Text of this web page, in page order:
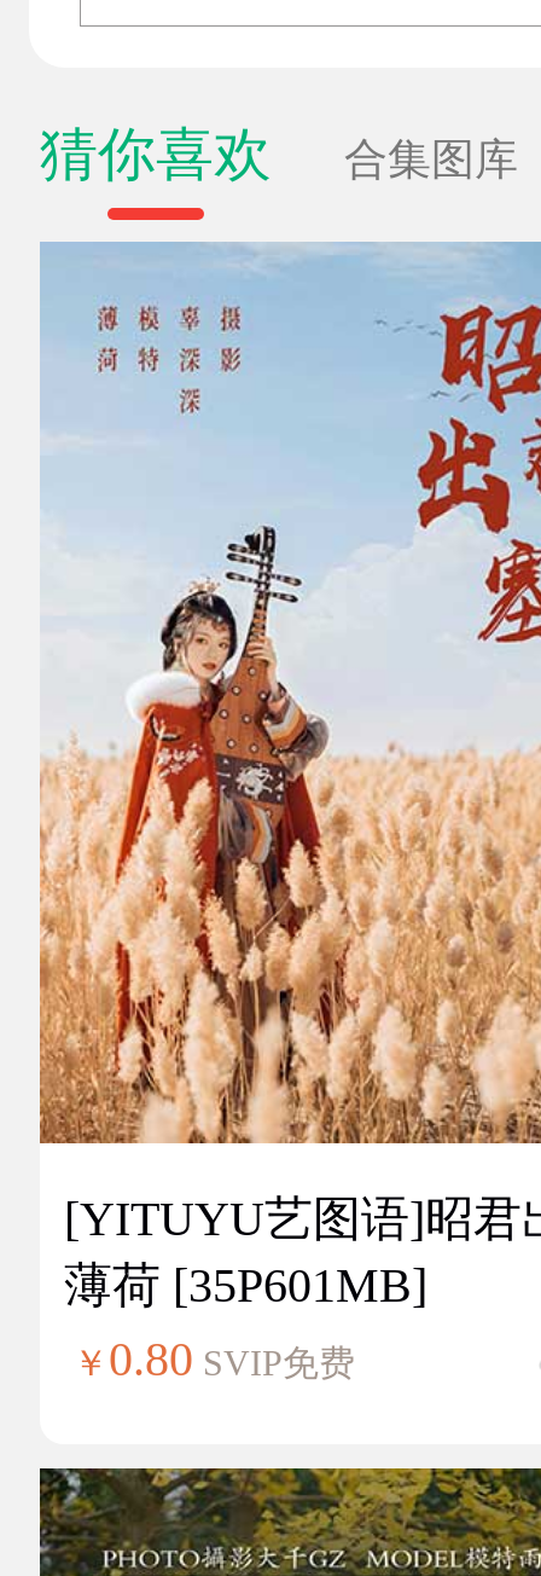
猜你喜欢 合集图库
[YITUYU艺图语]昭君
薄荷 [35P601MB]
￥ 0.80 SVIP免费